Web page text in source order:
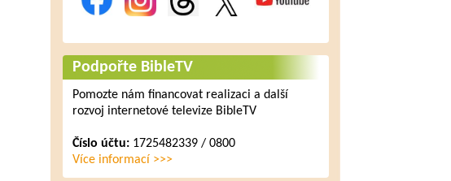
Podpořte BibleTV
Pomozte nám financovat realizaci a další
rozvoj internetové televize BibleTV
Číslo účtu:1725482339 / 0800
Více informací >>>